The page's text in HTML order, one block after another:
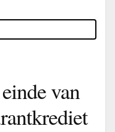
van